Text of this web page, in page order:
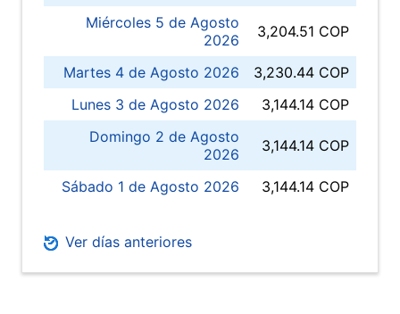
Miércoles 5 de Agosto
2026
3,204.51 COP
Martes 4 de Agosto 2026
3,230.44 COP
Lunes 3 de Agosto 2026
3,144.14 COP
Domingo 2 de Agosto
2026
3,144.14 COP
Sábado 1 de Agosto 2026 3,144.14 COP
Ver días anteriores